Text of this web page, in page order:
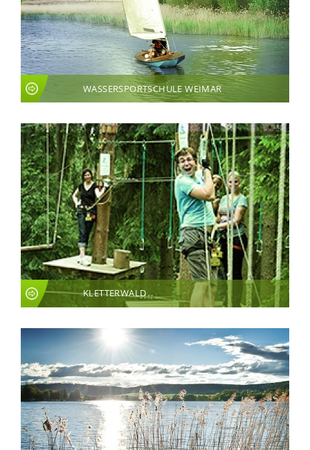
WASSERSPORTSCHULE WEIMAR
KLETTERWALD